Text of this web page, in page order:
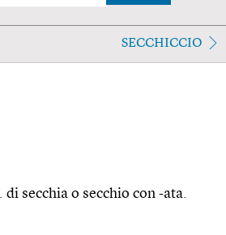
SECCHICCIO
di secchia o secchio con -ata.